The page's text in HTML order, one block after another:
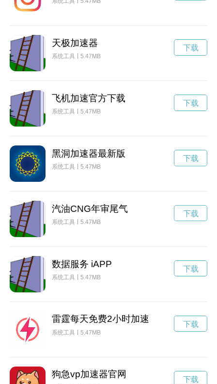
天极加速器
系统工具 5.47MB
下载
飞机加速官方下载
系统工具 5.47MB
下载
黑洞加速器最新版
系统工具 5.47MB
下载
汽油CNG年审尾气
系统工具 5.47MB
下载
数据服务 iAPP
系统工具 5.47MB
下载
雷霆每天免费2小时加速
系统工具 5.47MB
下载
狗急vp加速器官网 下载